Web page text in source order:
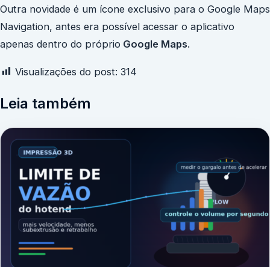
Outra novidade é um ícone exclusivo para o Google Maps
Navigation, antes era possível acessar o aplicativo
apenas dentro do próprio Google Maps.
Visualizações do post: 314
Leia também